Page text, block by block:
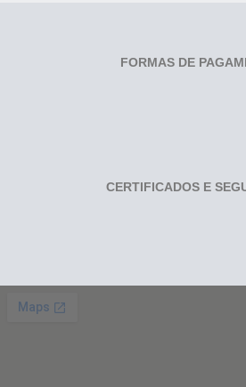
FORMAS DE
CERTIFICADOS E